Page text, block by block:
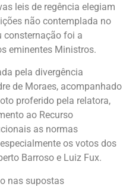
leis de regência elegiam
não contemplada no
consternação foi a
eminentes Ministros.
pela divergência
de Moraes, acompanhado
proferido pela relatora,
ao Recurso
as normas
os votos dos
Barroso e Luiz Fux.
nas supostas